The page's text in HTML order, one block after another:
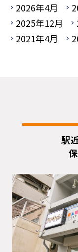
2026年4月
2025年12月
2021年4月
駅